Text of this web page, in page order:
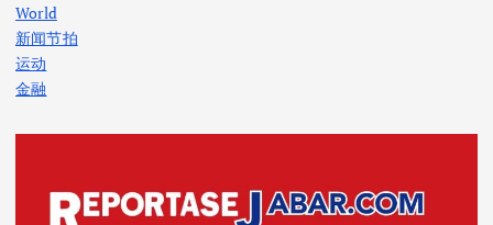
World
新闻节拍
运动
金融